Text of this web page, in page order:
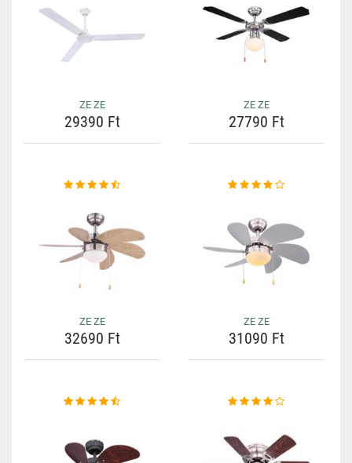
ZE ZE
29390 Ft
ZE ZE
27790 Ft
ZE ZE
32690 Ft
ZE ZE
31090 Ft